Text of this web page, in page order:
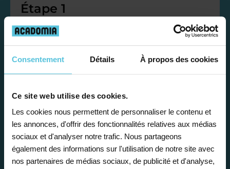
Consentement Détails À propos des cookies
Ce site web utilise des cookies.
Les cookies nous permettent de personnaliser le contenu et
les annonces, d'offrir des fonctionnalités relatives aux médias
sociaux et d'analyser notre trafic. Nous partageons
également des informations sur l'utilisation de notre site avec
nos partenaires de médias sociaux, de publicité et d'analyse,
Étape 1
Je vous propose un
bilan personnalisé
Gratuite et sans engagement, une
première étape pour faire le point sur
la situation scolaire de votre enfant, ses
besoins et vous préconiser la solution la
plus adaptée.